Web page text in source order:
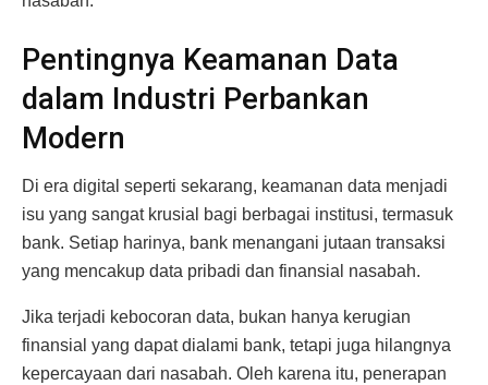
Pentingnya Keamanan Data
dalam Industri Perbankan
Modern
Di era digital seperti sekarang, keamanan data menjadi
isu yang sangat krusial bagi berbagai institusi, termasuk
bank. Setiap harinya, bank menangani jutaan transaksi
yang mencakup data pribadi dan finansial nasabah.
Jika terjadi kebocoran data, bukan hanya kerugian
finansial yang dapat dialami bank, tetapi juga hilangnya
kepercayaan dari nasabah. Oleh karena itu, penerapan